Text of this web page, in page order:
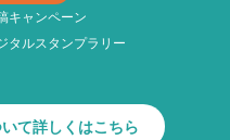
キャンペーン
タルスタンプラリー
て詳しくはこちら